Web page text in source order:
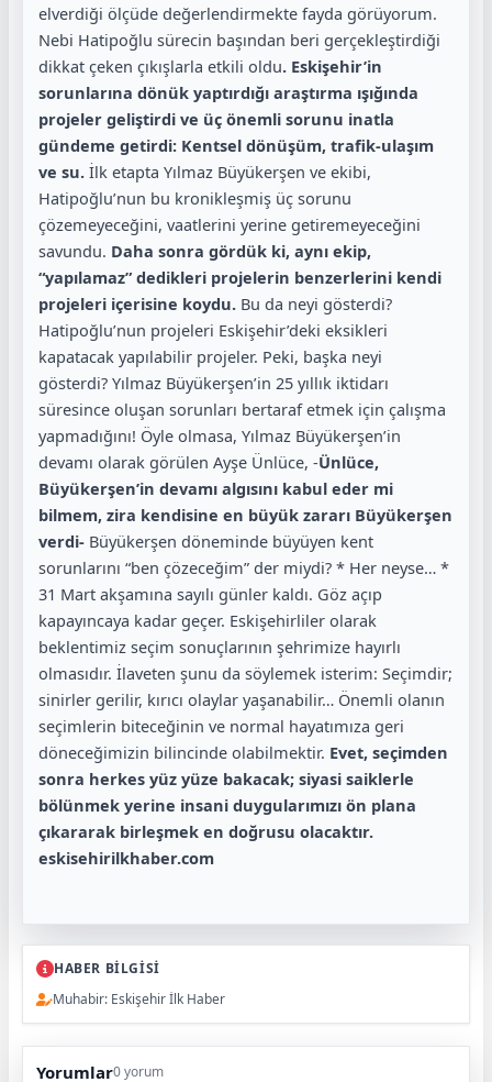
elverdiği ölçüde değerlendirmekte fayda görüyorum.
Nebi Hatipoğlu sürecin başından beri gerçekleştirdiği
dikkat çeken çıkışlarla etkili oldu. Eskişehir’in
sorunlarına dönük yaptırdığı araştırma ışığında
projeler geliştirdi ve üç önemli sorunu inatla
gündeme getirdi: Kentsel dönüşüm, trafik-ulaşım
ve su. İlk etapta Yılmaz Büyükerşen ve ekibi,
Hatipoğlu’nun bu kronikleşmiş üç sorunu
çözemeyeceğini, vaatlerini yerine getiremeyeceğini
savundu. Daha sonra gördük ki, aynı ekip,
“yapılamaz” dedikleri projelerin benzerlerini kendi
projeleri içerisine koydu. Bu da neyi gösterdi?
Hatipoğlu’nun projeleri Eskişehir’deki eksikleri
kapatacak yapılabilir projeler. Peki, başka neyi
gösterdi? Yılmaz Büyükerşen’in 25 yıllık iktidarı
süresince oluşan sorunları bertaraf etmek için çalışma
yapmadığını! Öyle olmasa, Yılmaz Büyükerşen’in
devamı olarak görülen Ayşe Ünlüce, -Ünlüce,
Büyükerşen’in devamı algısını kabul eder mi
bilmem, zira kendisine en büyük zararı Büyükerşen
verdi- Büyükerşen döneminde büyüyen kent
sorunlarını “ben çözeceğim” der miydi? * Her neyse… *
31 Mart akşamına sayılı günler kaldı. Göz açıp
kapayıncaya kadar geçer. Eskişehirliler olarak
beklentimiz seçim sonuçlarının şehrimize hayırlı
olmasıdır. İlaveten şunu da söylemek isterim: Seçimdir;
sinirler gerilir, kırıcı olaylar yaşanabilir… Önemli olanın
seçimlerin biteceğinin ve normal hayatımıza geri
döneceğimizin bilincinde olabilmektir. Evet, seçimden
sonra herkes yüz yüze bakacak; siyasi saiklerle
bölünmek yerine insani duygularımızı ön plana
çıkararak birleşmek en doğrusu olacaktır.
eskisehirilkhaber.com
HABER BİLGİSİ
Muhabir: Eskişehir İlk Haber
Yorumlar0 yorum